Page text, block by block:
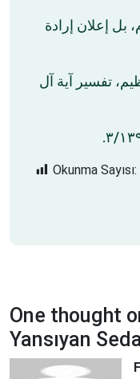
بل إعلان إرادة
تفسير آية آل
Okunma Sayısı:
One thought
Yansıyan